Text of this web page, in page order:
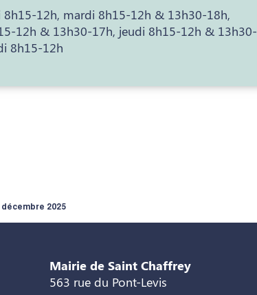
12h, mardi 8h15-12h & 13h30-18h,
12h & 13h30-17h, jeudi 8h15-12h & 13h30-
8h15-12h
décembre 2025
Mairie de Saint Chaffrey
563 rue du Pont-Levis